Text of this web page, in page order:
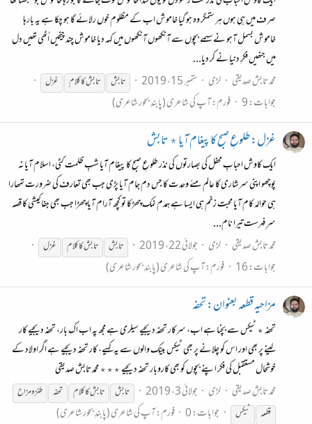
صرف میں ہی ہوں ہر ستمگر وہ ہو گیا خاموش اب کے مظلوم خوں رلائے گا ہو چکا ہے یہ بارہا
خاموش بسمل آہو نے سہمے بچوں سے آنکھوں آنکھوں میں کہہ دیا خاموش چند چیخیں اُٹھی تھیں دل
میں جنھیں فکرِ دنیا نے کر دیا...
محمد تابش صدیقی
لڑی ستمبر 15، 2019 تابش تابشکا کلام غزل
جوابات: 9 فورم:آپ کی شاعری (پابندِ بحور شاعری)
غزل: طلوعِ صبح کا پیغام آیا ٭ تابش
ایک کاوش احبابِ محفل کی بصارتوں کی نذر طلوعِ صبح کا پیغام آیا شبِ ظلمت کٹی، اسلام آیا نہ
پوچھو اپنی سرشاری کا عالم مئے وحدت کا جس دم جام آیا پڑی جب بھی تعارف کی ضرورت تمھارا
ہی حوالہ کام آیا محبت زخم ہی ایسا ہے ہمدم نمک چھڑکا تو کچھ آرام آیا چھڑا جب بھی جفا کیشی کا قصہ
سرِ فہرست تیرا نام...
محمد تابش صدیقی
لڑی جولائی 22، 2019 تابش تابشکا کلام غزل
جوابات: 16 فورم:آپ کی شاعری (پابندِ بحور شاعری)
مزاحیہ قطعہ بعنوان: تحفہ
تحفہ ٭ ٹیکس سے بچنا ہے اب، سرکار تحفہ دیجیے سیلری ہے مجھ پہ اب اک بار، تحفہ دیجیے کار
لینے پر بھی اور اس کو چلانے پر بھی ٹیکس بینک والوں سے یہ کہیے، کار تحفہ دیجیے ہے اگر اولاد کے
خوشحال مستقبل کی فکر اپنے بچوں کو بھی کاروبار تحفہ دیجیے ٭٭٭ محمد تابش صدیقی
محمد تابش صدیقی
لڑی جولائی 3، 2019 تابش تابشکا کلام تحفہ
طنز و مزاح
قطعہ
ٹیکس جوابات: 0 فورم:آپ کی شاعری (پابندِ بحور شاعری)